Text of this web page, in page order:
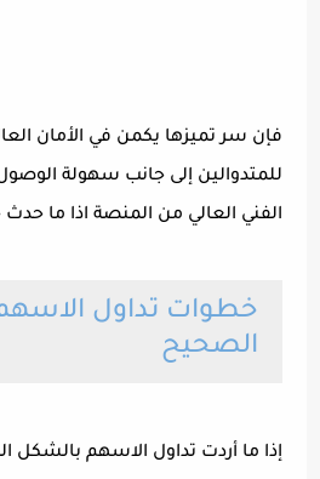
فإن سر تميزها يكمن في الأمان
للمتدوالين إلى جانب سهولة
الفني العالي من المنصة اذا ما
خطوات تداول
الصحيح
إذا ما أردت تداول الاسهم